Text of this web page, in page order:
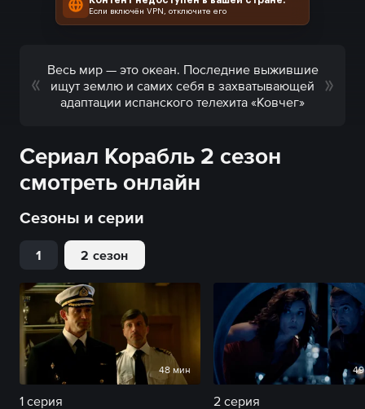
Если включён VPN, отключите его
Весь мир — это океан. Последние выжившие
ищут землю и самих себя в захватывающей
адаптации испанского телехита «Ковчег»
Сериал Корабль 2 сезон
смотреть онлайн
Сезоны и серии
1 2 сезон
48 мин
1 серия 2 серия